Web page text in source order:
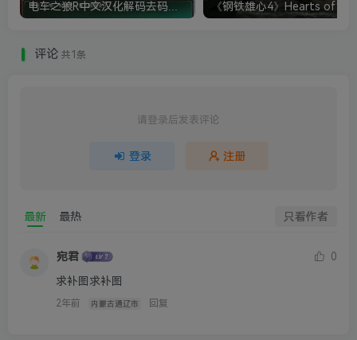
评论 共1条
请登录后发表评论
登录 注册
最新 最热 只看作者
宛君
0
求补图求补图
2年前 内蒙古通辽市 回复